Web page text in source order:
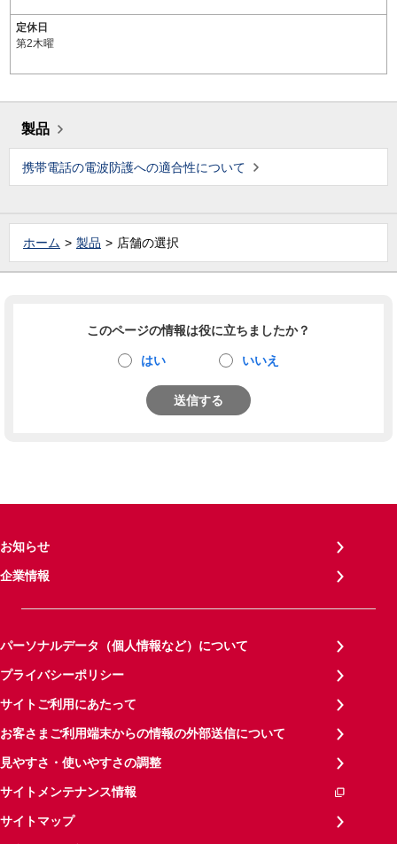
定休日
第2木曜
製品
携帯電話の電波防護への適合性について
ホーム 製品 店舗の選択
このページの情報は役に立ちましたか？
はい いいえ
送信する
お知らせ
企業情報
パーソナルデータ（個人情報など）について
プライバシーポリシー
サイトご利用にあたって
お客さまご利用端末からの情報の外部送信について
見やすさ・使いやすさの調整
サイトメンテナンス情報
サイトマップ